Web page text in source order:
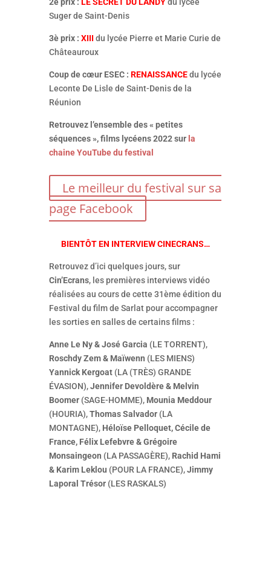
Suger de Saint-Denis
3è prix : XIII du lycée Pierre et Marie Curie de
Châteauroux
Coup de cœur ESEC : RENAISSANCEdu lycée
Leconte De Lisle de Saint-Denis de la
Réunion
Retrouvez l’ensemble des « petites
séquences », films lycéens 2022 sur la
chaine YouTube du festival
Le meilleur du festival sur sa
page Facebook
BIENTÔT EN INTERVIEW CINECRANS…
Retrouvez d’ici quelques jours, sur
Cin’Ecrans, les premières interviews vidéo
réalisées au cours de cette 31ème édition du
Festival du film de Sarlat pour accompagner
les sorties en salles de certains films :
Anne Le Ny & José Garcia (LE TORRENT),
Roschdy Zem & Maïwenn (LES MIENS)
Yannick Kergoat(LA (TRÈS) GRANDE
ÉVASION),Jennifer Devoldère & Melvin
Boomer(SAGE-HOMME), Mounia Meddour
(HOURIA),Thomas Salvador(LA
MONTAGNE), Héloïse Pelloquet, Cécile de
France, Félix Lefebvre & Grégoire
Monsaingeon (LA PASSAGÈRE), Rachid Hami
& Karim Leklou (POUR LA FRANCE),Jimmy
Laporal Trésor (LES RASKALS)